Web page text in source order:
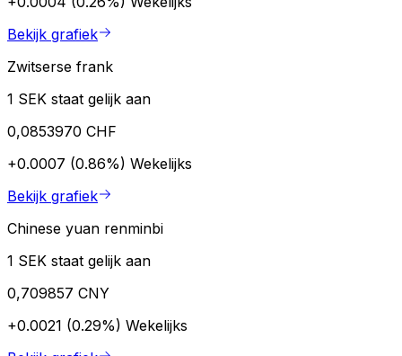
Bekijk grafiek
Zwitserse frank
1 SEK staat gelijk aan
0,0853970 CHF
+0.0007 (0.86%) Wekelijks
Bekijk grafiek
Chinese yuan renminbi
1 SEK staat gelijk aan
0,709857 CNY
+0.0021 (0.29%) Wekelijks